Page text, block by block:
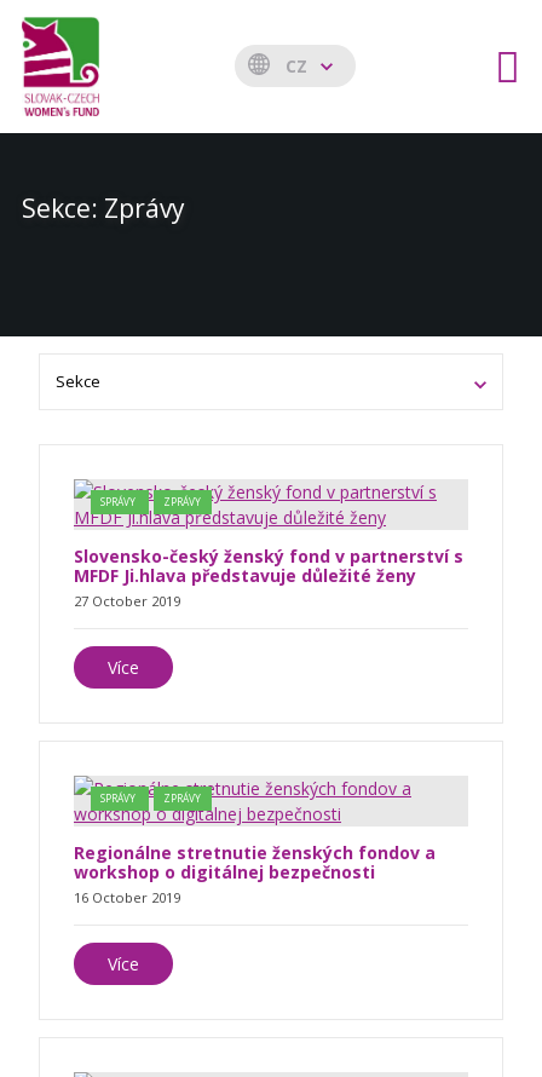
CZ
Sekce: Zprávy
SPRÁVY ZPRÁVY
Slovensko-český ženský fond v partnerství s
MFDF Ji.hlava představuje důležité ženy
27 October 2019
Více
SPRÁVY ZPRÁVY
Regionálne stretnutie ženských fondov a
workshop o digitálnej bezpečnosti
16 October 2019
Více